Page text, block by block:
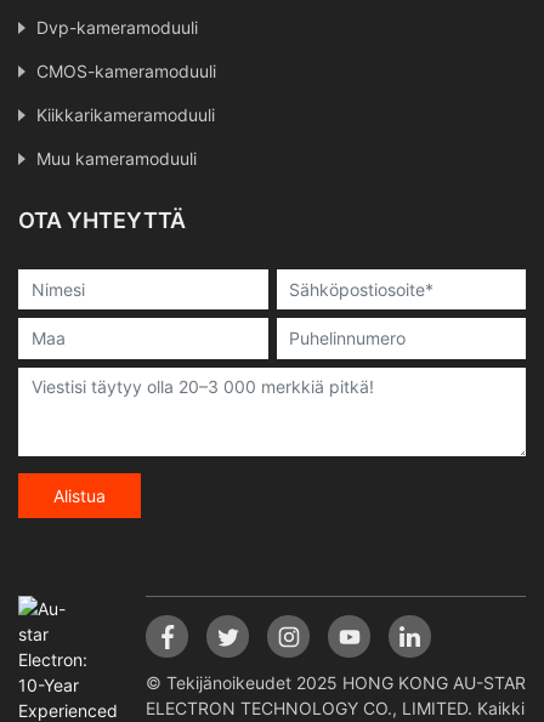
Dvp-kameramoduuli
CMOS-kameramoduuli
Kiikkarikameramoduuli
Muu kameramoduuli
OTA YHTEYTTÄ
Alistua
© Tekijänoikeudet 2025 HONG KONG AU-STAR
ELECTRON TECHNOLOGY CO., LIMITED. Kaikki